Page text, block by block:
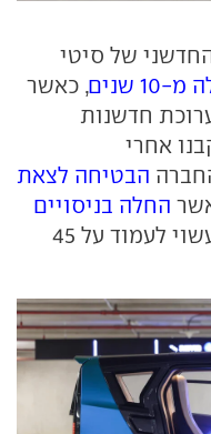
של סיטי
שנים
, כאשר
חדשנות
אחרי
הבטיחה לצאת
החלה בניסויים
. אז שיערנו שהמחיר עשוי לעמוד על 45